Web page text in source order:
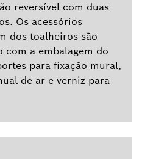
reversível com duas
Os acessórios
dos toalheiros são
a embalagem do
para fixação mural,
de ar e verniz para